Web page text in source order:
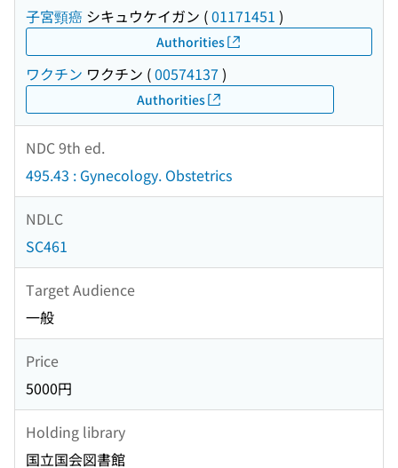
子宮頸癌 シキュウケイガン (01171451 )
Authorities
ワクチン ワクチン (00574137 )
Authorities
NDC 9th ed.
495.43 : Gynecology. Obstetrics
NDLC
SC461
Target Audience
一般
Price
5000円
Holding library
国立国会図書館